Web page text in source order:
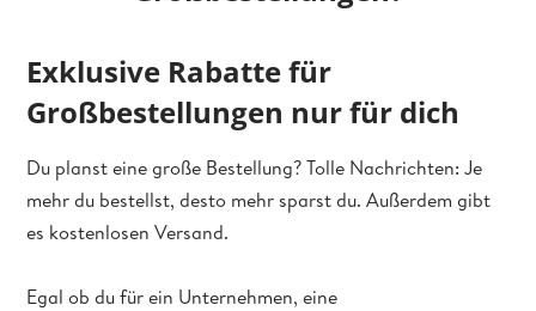
Exklusive Rabatte für
Großbestellungen nur für dich
Du planst eine große Bestellung? Tolle Nachrichten: Je
mehr du bestellst, desto mehr sparst du. Außerdem gibt
es kostenlosen Versand.
Egal ob du für ein Unternehmen, eine